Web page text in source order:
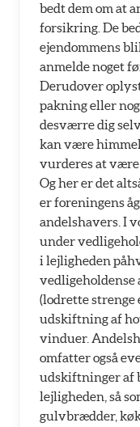
bedt dem om at
forsikring. De
ejendommens
anmelde noget
Derudover
pakning eller
desværre dig
kan være
vurderes at
Og her er det
er foreningens
andelshavers. I
under
i lejligheden
(lodrette strenge
udskiftning af
vinduer.
omfatter også
udskiftninger af
lejligheden, så
gulvbrædder,